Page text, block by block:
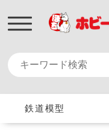
鉄道模型